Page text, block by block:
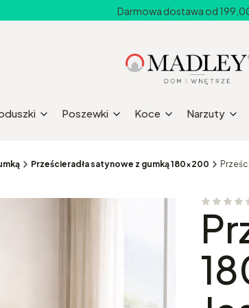
Darmowa dostawa od
Poszewki Koce Narzuty
Prześcieradła satynowe z gumką 180x200